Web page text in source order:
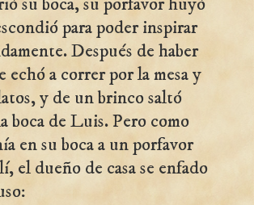
su boca, su porfavor huyó
para poder inspirar
Después de haber
echó a correr por la mesa y
y de un brinco saltó
boca de Luis. Pero como
en su boca a un porfavor
el dueño de casa se enfado